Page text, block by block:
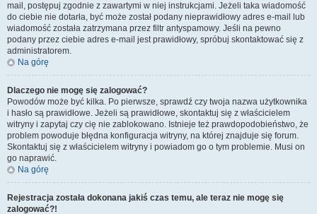
mail, postępuj zgodnie z zawartymi w niej instrukcjami. Jeżeli taka wiadomość
do ciebie nie dotarła, być może został podany nieprawidłowy adres e-mail lub
wiadomość została zatrzymana przez filtr antyspamowy. Jeśli na pewno
podany przez ciebie adres e-mail jest prawidłowy, spróbuj skontaktować się z
administratorem.
Na górę
Dlaczego nie mogę się zalogować?
Powodów może być kilka. Po pierwsze, sprawdź czy twoja nazwa użytkownika
i hasło są prawidłowe. Jeżeli są prawidłowe, skontaktuj się z właścicielem
witryny i zapytaj czy cię nie zablokowano. Istnieje też prawdopodobieństwo, że
problem powoduje błędna konfiguracja witryny, na której znajduje się forum.
Skontaktuj się z właścicielem witryny i powiadom go o tym problemie. Musi on
go naprawić.
Na górę
Rejestracja została dokonana jakiś czas temu, ale teraz nie mogę się
zalogować?!